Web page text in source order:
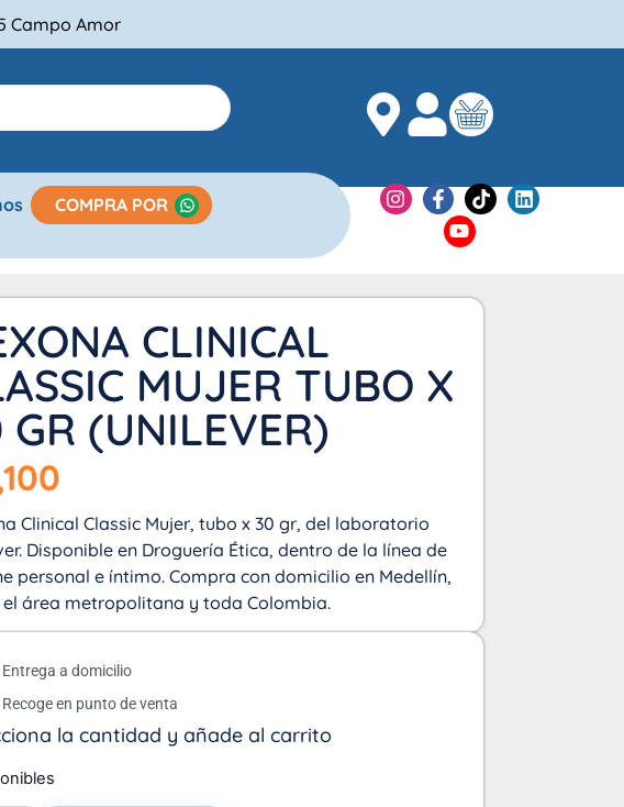
Campo Amor
COMPRA POR
CLINICAL
MUJER TUBO X
GR (UNILEVER)
Clinical Classic Mujer, tubo x 30 gr, del laboratorio
Disponible en Droguería Ética, dentro de la línea de
personal e íntimo. Compra con domicilio en Medellín,
el área metropolitana y toda Colombia.
Entrega a domicilio
Recoge en punto de venta
la cantidad y añade al carrito